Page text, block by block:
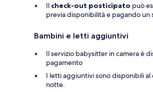
Il check-out posticipato può
previa disponibilità e pagando un
Bambini e letti aggiuntivi
Il servizio babysitter in camera è
pagamento
I letti aggiuntivi sono disponibili al
notte.